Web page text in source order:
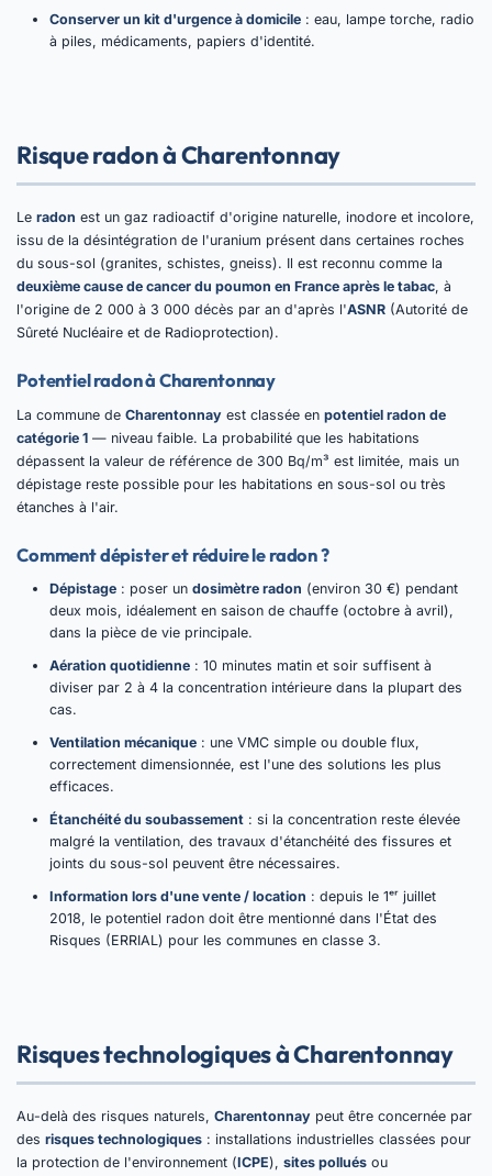
Conserver un kit d'urgence à domicile : eau, lampe torche, radio
à piles, médicaments, papiers d'identité.
Risque radon à Charentonnay
Le radon est un gaz radioactif d'origine naturelle, inodore et incolore,
issu de la désintégration de l'uranium présent dans certaines roches
du sous-sol (granites, schistes, gneiss). Il est reconnu comme la
deuxième cause de cancer du poumon en France après le tabac, à
l'origine de 2 000 à 3 000 décès par an d'après l'ASNR (Autorité de
Sûreté Nucléaire et de Radioprotection).
Potentiel radon à Charentonnay
La commune de Charentonnay est classée en potentiel radon de
catégorie 1 — niveau faible. La probabilité que les habitations
dépassent la valeur de référence de 300 Bq/m³ est limitée, mais un
dépistage reste possible pour les habitations en sous-sol ou très
étanches à l'air.
Comment dépister et réduire le radon ?
Dépistage : poser un dosimètre radon (environ 30 €) pendant
deux mois, idéalement en saison de chauffe (octobre à avril),
dans la pièce de vie principale.
Aération quotidienne : 10 minutes matin et soir suffisent à
diviser par 2 à 4 la concentration intérieure dans la plupart des
cas.
Ventilation mécanique : une VMC simple ou double flux,
correctement dimensionnée, est l'une des solutions les plus
efficaces.
Étanchéité du soubassement : si la concentration reste élevée
malgré la ventilation, des travaux d'étanchéité des fissures et
joints du sous-sol peuvent être nécessaires.
Information lors d'une vente / location : depuis le 1ᵉʳ juillet
2018, le potentiel radon doit être mentionné dans l'État des
Risques (ERRIAL) pour les communes en classe 3.
Risques technologiques à Charentonnay
Au-delà des risques naturels, Charentonnay peut être concernée par
des risques technologiques : installations industrielles classées pour
la protection de l'environnement (ICPE), sites pollués ou